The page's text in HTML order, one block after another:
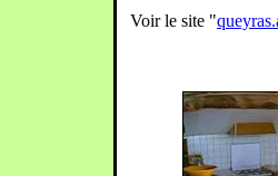
Voir le site "